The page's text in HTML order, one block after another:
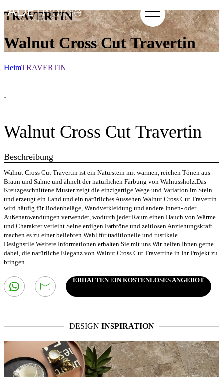
TRAVERTIN
Walnut Cross Cut Travertin
HeimTRAVERTIN
Walnut Cross Cut Travertin
Beschreibung
Walnut Cross Cut Travertin ist ein Naturstein mit warmen, reichen Tönen aus
Braun und Sahne und ähnelt der natürlichen Färbung von Walnussholz.Das
Kreuzgeschnittene Muster zeigt die einzigartige Wege und Variation im Stein
und erzeugt ein Land und ein natürliches Aussehen.Walnut Cross Cut Travertin
wird häufig für Bodenbeläge, Wandverkleidung und andere Innen- oder
Außenanwendungen verwendet, wodurch jeder Raum einen Hauch von Wärme
und Charakter verleiht.Seine erdigen Farbtöne und zeitlosen Anziehungskraft
machen es zu einer beliebten Wahl für traditionelle und rustikale
Designstile.Weitere Informationen erhalten Sie mit uns.Wir helfen Ihnen gerne
dabei, die natürliche Eleganz von Walnut Cross Cut Travertine in Ihr Projekt zu
bringen.
ERHALTEN EIN KOSTENLOSES ANGEBOT
DESIGN INSPIRATION